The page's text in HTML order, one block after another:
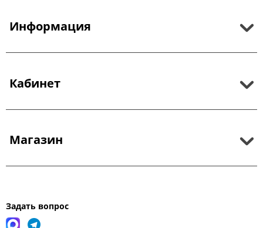
Информация
Кабинет
Магазин
Задать вопрос